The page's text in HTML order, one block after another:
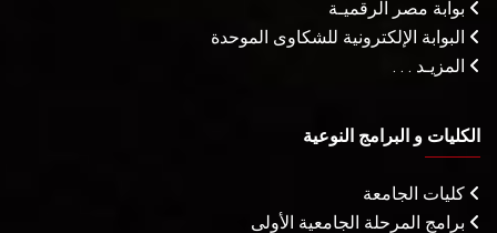
بوابة مصر الرقميـة
البوابة الإلكترونية للشكاوى الموحدة
المزيـد . . .
الكليات و البرامج النوعية
كليات الجامعة
برامج المرحلة الجامعية الأولى